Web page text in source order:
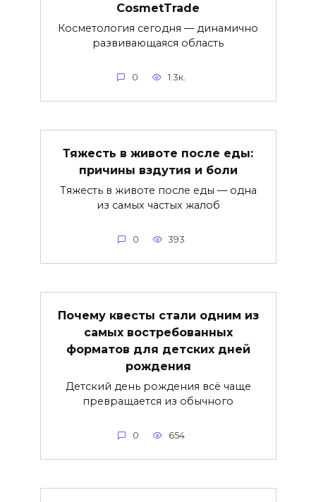
CosmetTrade
Косметология сегодня — динамично
развивающаяся область
0 1.3к.
Тяжесть в животе после еды:
причины вздутия и боли
Тяжесть в животе после еды — одна
из самых частых жалоб
0 393
Почему квесты стали одним из
самых востребованных
форматов для детских дней
рождения
Детский день рождения всё чаще
превращается из обычного
0 654